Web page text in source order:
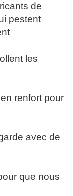
de
pestent
les
renfort pour
avec de
que nous